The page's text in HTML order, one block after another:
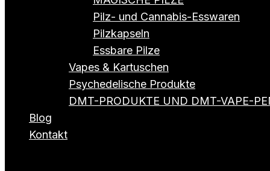
Pilz- und Cannabis-Esswaren
Pilzkapseln
Essbare Pilze
Vapes & Kartuschen
Psychedelische Produkte
DMT-PRODUKTE UND DMT-VAPE-
Blog
Kontakt